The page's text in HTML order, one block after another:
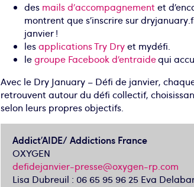
des mails d’accompagnementet
montrent que s’inscrire sur
janvier !
lesapplications Try Dryet mydéfi.
legroupe Facebook d’entraidequi
Avec le Dry January – Défi de janvier,
retrouvent autour du défi collectif,
selon leurs propres objectifs.
Addict’AIDE/ Addictions France
OXYGEN
defidejanvier-presse@oxygen-rp.com
Lisa Dubreuil : 06 65 95 96 25 Eva